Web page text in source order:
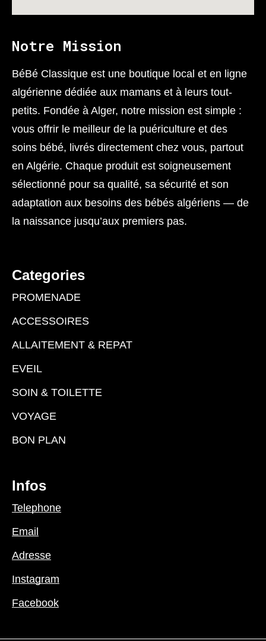
Notre Mission
BéBé Classique est une boutique local et en ligne
algérienne dédiée aux mamans et à leurs tout-
petits. Fondée à Alger, notre mission est simple :
vous offrir le meilleur de la puériculture et des
soins bébé, livrés directement chez vous, partout
en Algérie. Chaque produit est soigneusement
sélectionné pour sa qualité, sa sécurité et son
adaptation aux besoins des bébés algériens — de
la naissance jusqu’aux premiers pas.
Categories
PROMENADE
ACCESSOIRES
ALLAITEMENT & REPAT
EVEIL
SOIN & TOILETTE
VOYAGE
BON PLAN
Infos
Telephone
Email
Adresse
Instagram
Facebook